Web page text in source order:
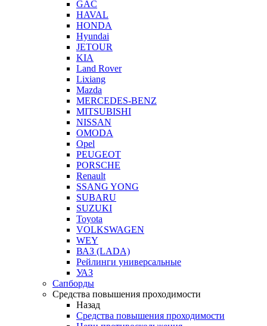
GAC
HAVAL
HONDA
Hyundai
JETOUR
KIA
Land Rover
Lixiang
Mazda
MERCEDES-BENZ
MITSUBISHI
NISSAN
OMODA
Opel
PEUGEOT
PORSCHE
Renault
SSANG YONG
SUBARU
SUZUKI
Toyota
VOLKSWAGEN
WEY
ВАЗ (LADA)
Рейлинги универсальные
УАЗ
Сапборды
Средства повышения проходимости
Назад
Средства повышения проходимости